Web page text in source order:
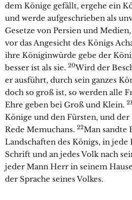
dem Könige gefällt, ergehe ein
und werde aufgeschrieben als
Gesetze von Persien und
vor das Angesicht des Königs
ihre Königinwürde gebe der
besser ist als sie. 20Wird der
er ausführt, durch sein ganzes
doch so groß ist, so werden alle
Ehre geben bei Groß und Klein. 21
Könige und den Fürsten, und
Rede Memuchans. 22Man sandte
Landschaften des Königs, in
Schrift und an jedes Volk nach
jeder Mann Herr in seinem
der Sprache seines Volkes.